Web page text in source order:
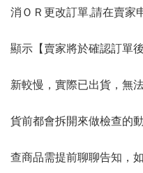
消ＯＲ更改訂單,請在賣家
顯示【賣家將於確認訂單
新較慢，實際已出貨，無
貨前都會拆開來做檢查的
查商品需提前聊聊告知，